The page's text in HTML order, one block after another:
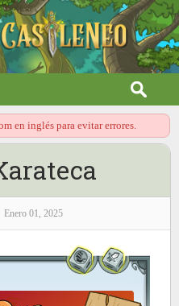
en inglés para evitar errores.
Enero 01, 2025